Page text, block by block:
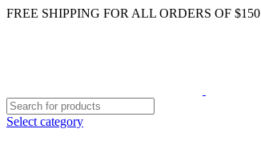
FREE SHIPPING FOR ALL ORDERS OF $150
Select category